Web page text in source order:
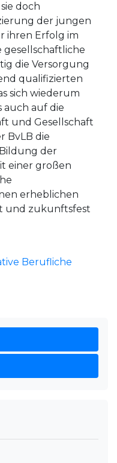
doch
der jungen
ihren Erfolg im
die Versorgung
qualifizierten
sich wiederum
auch auf die
und Gesellschaft
BvLB die
der
einer großen
erheblichen
und zukunftsfest
Berufliche